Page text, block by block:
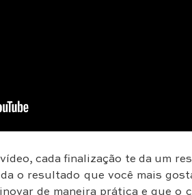
cada finalização te da um
o resultado que você mais
de maneira prática e que o